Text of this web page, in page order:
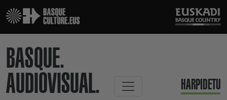
BASQUE.
AUDIOVISUAL.
HARPIDETU